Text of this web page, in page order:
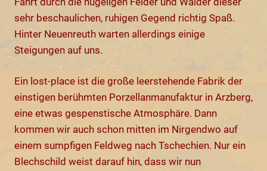
sehr beschaulichen, ruhigen Gegend richtig Spaß.
Hinter Neuenreuth warten allerdings einige
Steigungen auf uns.
Ein lost-place ist die große leerstehende Fabrik der
einstigen berühmten Porzellanmanufaktur in Arzberg,
eine etwas gespenstische Atmosphäre. Dann
kommen wir auch schon mitten im Nirgendwo auf
einem sumpfigen Feldweg nach Tschechien. Nur ein
Blechschild weist darauf hin, dass wir nun